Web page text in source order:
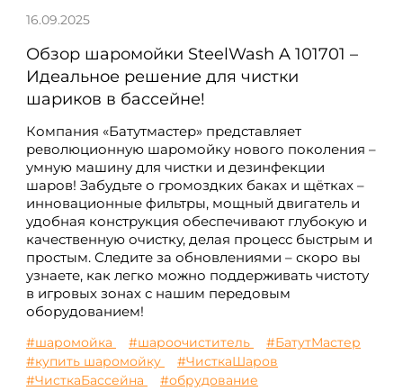
Обзор шаромойки SteelWash A 101701 –
Идеальное решение для чистки
шариков в бассейне!
Компания «Батутмастер» представляет
революционную шаромойку нового поколения –
умную машину для чистки и дезинфекции
шаров! Забудьте о громоздких баках и щётках –
инновационные фильтры, мощный двигатель и
удобная конструкция обеспечивают глубокую и
качественную очистку, делая процесс быстрым и
простым. Следите за обновлениями – скоро вы
узнаете, как легко можно поддерживать чистоту
в игровых зонах с нашим передовым
оборудованием!
16.09.2025
#шаромойка #шароочиститель
#БатутМастер
#купить шаромойку
#ЧисткаШаров
#ЧисткаБассейна
#обрудование